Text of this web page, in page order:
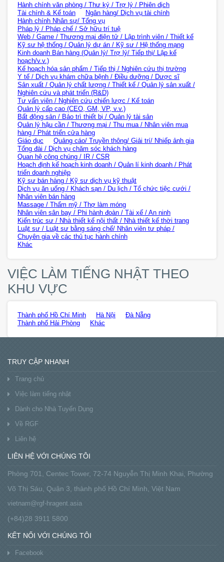
Hành chính văn phòng / Thư ký / Trợ lý / Phiên dịch
Tài chính & Kế toán
Ngân hàng/ Dịch vụ tài chính
Hành chính Nhân sự/ Tổng vụ
Pháp lý / Pháp chế / Sở hữu trí tuệ
Web / Game / Thương mại điện tử / Lập trình viên / Thiết kế
Kỹ sư hệ thống / Quản lý dự án / Kỹ sư / Hệ thống mạng
Kinh doanh Bán hàng (Quản lý/ Trợ lý/ Tiếp thị/ Lập kế
hoạch/v.v.)
Kế hoạch hóa sản phẩm / Tiếp thị / Nghiên cứu thị trường
Y tế / Dịch vụ khám chữa bệnh / Điều dưỡng / Dược sĩ
Sản xuất / Quản lý chất lượng / Thiết kế / Quản lý sản xuất /
Nghiên cứu và phát triển (R&D)
Tư vấn viên / Nghiên cứu chiến lược / Kế toán
Quản lý cấp cao (CEO, GM, VP, v.v.)
Bất động sản / Bảo trì thiết bị / Quản lý tài sản
Quản lý hậu cần / Thương mại / Thu mua / Nhân viên mua
hàng / Phát triển cửa hàng
Giáo dục
Quảng cáo/ Truyền thông/ Giải trí/ Nhiếp ảnh gia
Tổng đài / Dịch vụ chăm sóc khách hàng
Quan hệ công chúng / IR / CSR
Hoạch định kế hoạch kinh doanh / Quản lí kinh doanh / Phát
triển doanh nghiệp
Kỹ sư bán hàng / Kỹ sư dịch vụ kỹ thuật
Dịch vụ ăn uống / Khách sạn / Du lịch / Tổ chức tiệc cưới /
Nhân viên bán hàng
Massage / Thẩm mỹ / Thợ làm móng
Nhân viên sân bay / Phi hành đoàn / Tài xế / An ninh
Kiến trúc sư / Nhà thiết kế nội thất / Nhà thiết kế thời trang
Luật sư / Luật sư bằng sáng chế/ Nhân viên tư pháp /
Chuyên gia về các thủ tục hành chính
Khác
VIỆC LÀM TIẾNG NHẬT THEO
KHU VỰC
Thành phố Hồ Chí Minh Hà Nội
Đà Nẵng
Thành phố Hải Phòng
Khác
TRUY CẬP NHANH
Trang chủ
Việc làm tiếng nhật
Dành cho Nhà Tuyển Dụng
Về RGF
Liên hệ
LIÊN HỆ VỚI CHÚNG TÔI
Phòng 701, Centec Tower, 72-74 Nguyễn Thị Minh Khai, Phường
Võ Thị Sáu, Quận 3, thành phố Hồ Chí Minh, Việt Nam
vietnam@rgf-hragent.asia
(+84)28 3911 5800
KẾT NỐI VỚI CHÚNG TÔI
Facebook